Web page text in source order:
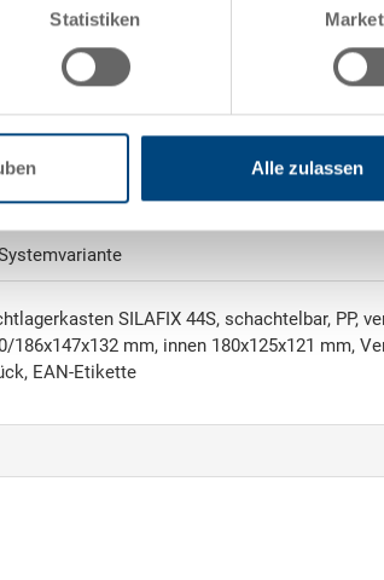
Statistiken
Alle zulassen
geschlossen, 1
SILAFIX 44S, schachtelbar, PP,
186x147x132 mm, innen 180x125x121 mm,
EAN-Etikette